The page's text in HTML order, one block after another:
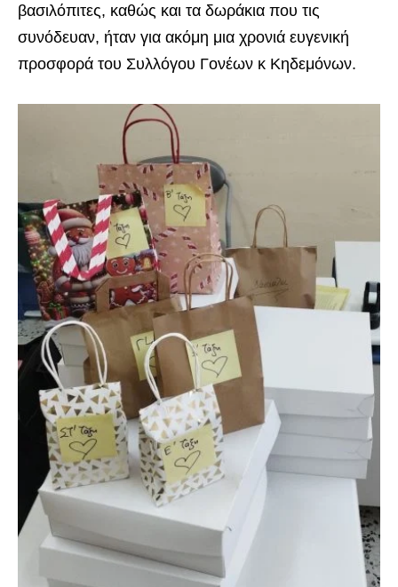
βασιλόπιτες, καθώς και τα δωράκια που τις
συνόδευαν, ήταν για ακόμη μια χρονιά ευγενική
προσφορά του Συλλόγου Γονέων κ Κηδεμόνων.